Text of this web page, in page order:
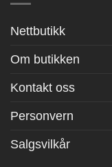
Nettbutikk
Om butikken
Kontakt oss
Personvern
Salgsvilkår